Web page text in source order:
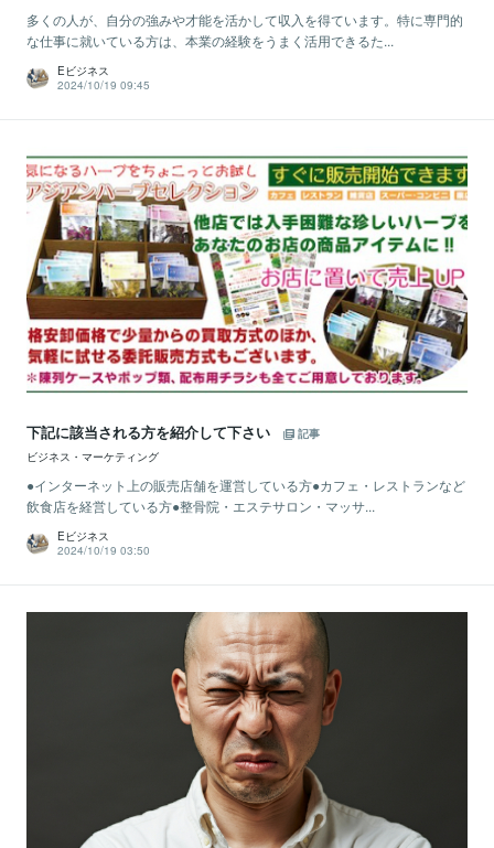
多くの人が、自分の強みや才能を活かして収入を得ています。特に専門的
な仕事に就いている方は、本業の経験をうまく活用できるた...
Eビジネス
2024/10/19 09:45
下記に該当される方を紹介して下さい
記事
ビジネス・マーケティング
●インターネット上の販売店舗を運営している方●カフェ・レストランなど
飲食店を経営している方●整骨院・エステサロン・マッサ...
Eビジネス
2024/10/19 03:50